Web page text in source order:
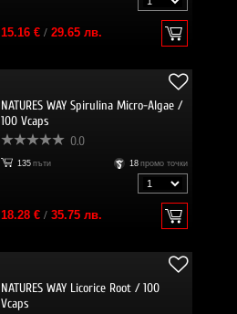
15.16 €/ 29.65 лв.
NATURES WAY Spirulina Micro-Algae /
100 Vcaps
0.0
135 пъти 18 промо точки
18.28 €/ 35.75 лв.
NATURES WAY Licorice Root / 100
Vcaps